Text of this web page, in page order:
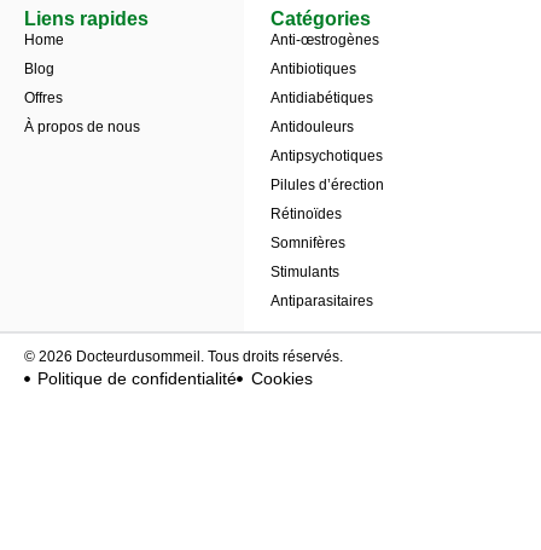
Catégories
Anti-œstrogènes
Antibiotiques
Antidiabétiques
Antidouleurs
Antipsychotiques
Pilules d’érection
Rétinoïdes
Somnifères
Stimulants
Antiparasitaires
Liens rapides
Home
Blog
Offres
À propos de nous
© 2026 Docteurdusommeil. Tous droits réservés.
Politique de confidentialité Cookies